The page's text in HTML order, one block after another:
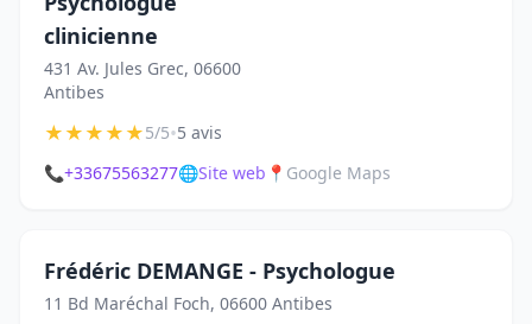
clinicienne
431 Av. Jules Grec, 06600
Antibes
★★★★★5/5•5 avis
📞+33675563277🌐Site web 📍 Google Maps
Frédéric DEMANGE - Psychologue
11 Bd Maréchal Foch, 06600 Antibes